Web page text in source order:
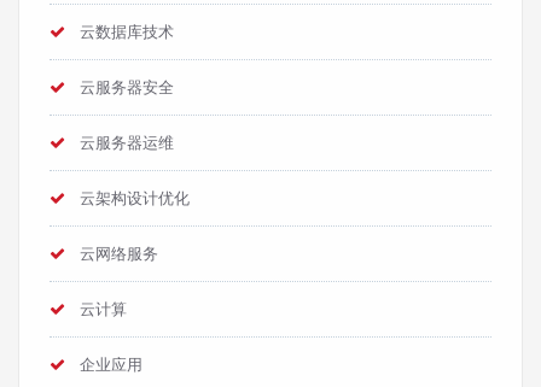
云数据库技术
云服务器安全
云服务器运维
云架构设计优化
云网络服务
云计算
企业应用